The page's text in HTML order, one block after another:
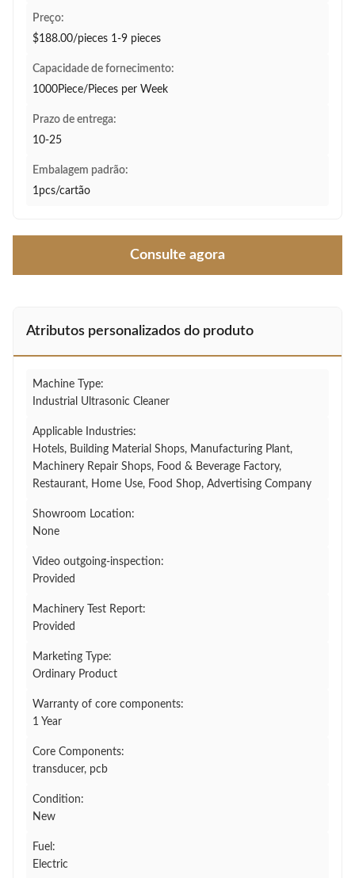
Preço:
$188.00/pieces 1-9 pieces
Capacidade de fornecimento:
1000Piece/Pieces per Week
Prazo de entrega:
10-25
Embalagem padrão:
1pcs/cartão
Consulte agora
Atributos personalizados do produto
Machine Type:
Industrial Ultrasonic Cleaner
Applicable Industries:
Hotels, Building Material Shops, Manufacturing Plant,
Machinery Repair Shops, Food & Beverage Factory,
Restaurant, Home Use, Food Shop, Advertising Company
Showroom Location:
None
Video outgoing-inspection:
Provided
Machinery Test Report:
Provided
Marketing Type:
Ordinary Product
Warranty of core components:
1 Year
Core Components:
transducer, pcb
Condition:
New
Fuel:
Electric